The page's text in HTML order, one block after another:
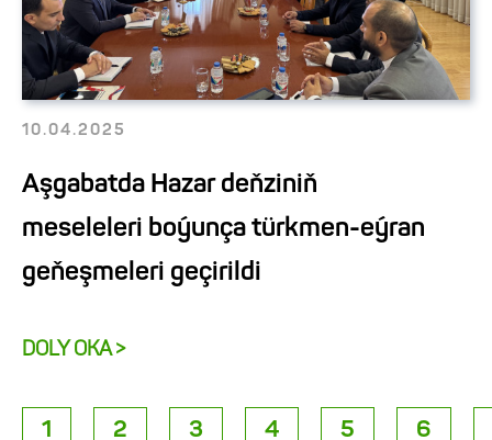
10.04.2025
Aşgabatda Hazar deňziniň
meseleleri boýunça türkmen-eýran
geňeşmeleri geçirildi
DOLY OKA >
1 2 3 4 5 6